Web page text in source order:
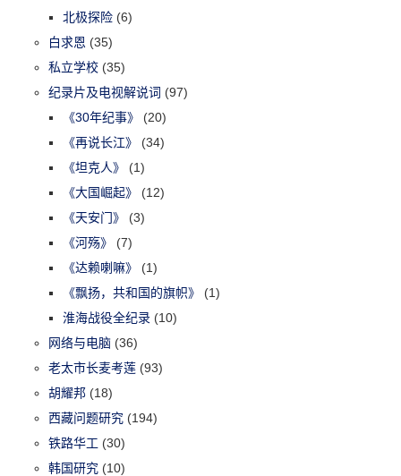
北极探险 (6)
白求恩 (35)
私立学校 (35)
纪录片及电视解说词 (97)
《30年纪事》
(20)
《再说长江》
(34)
《坦克人》
(1)
《大国崛起》
(12)
《天安门》
(3)
《河殇》
(7)
《达赖喇嘛》
(1)
《飘扬，共和国的旗帜》
(1)
淮海战役全纪录 (10)
网络与电脑 (36)
老太市长麦考莲 (93)
胡耀邦 (18)
西藏问题研究 (194)
铁路华工 (30)
韩国研究 (10)